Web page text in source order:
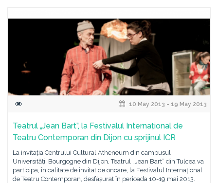
10 May 2013 - 19 May 2013
Teatrul „Jean Bart”, la Festivalul Internațional de
Teatru Contemporan din Dijon cu sprijinul ICR
La invitația Centrului Cultural Atheneum din campusul
Universității Bourgogne din Dijon, Teatrul „Jean Bart” din Tulcea va
participa, în calitate de invitat de onoare, la Festivalul Internațional
de Teatru Contemporan, desfășurat în perioada 10-19 mai 2013.